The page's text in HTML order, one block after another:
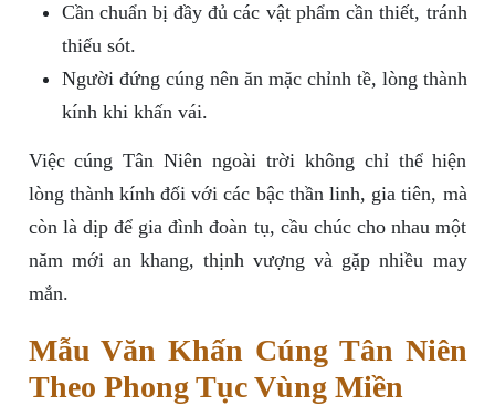
Cần chuẩn bị đầy đủ các vật phẩm cần thiết, tránh
thiếu sót.
Người đứng cúng nên ăn mặc chỉnh tề, lòng thành
kính khi khấn vái.
Việc cúng Tân Niên ngoài trời không chỉ thể hiện
lòng thành kính đối với các bậc thần linh, gia tiên, mà
còn là dịp để gia đình đoàn tụ, cầu chúc cho nhau một
năm mới an khang, thịnh vượng và gặp nhiều may
mắn.
Mẫu Văn Khấn Cúng Tân Niên
Theo Phong Tục Vùng Miền